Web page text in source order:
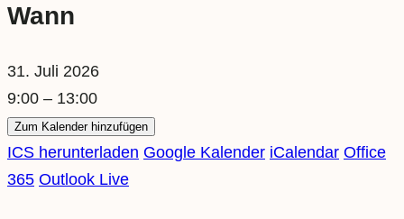
Wann
31. Juli 2026
9:00 – 13:00
Zum Kalender hinzufügen
ICS herunterladen Google Kalender iCalendar Office
365 Outlook Live